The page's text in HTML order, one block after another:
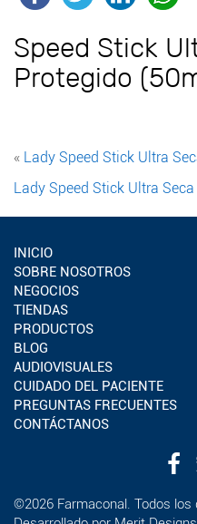
Speed Stick
Protegido
« Lady Speed Stick Ultra
Lady Speed Stick Ultra
INICIO
SOBRE NOSOTROS
NEGOCIOS
TIENDAS
PRODUCTOS
BLOG
AUDIOVISUALES
CUIDADO DEL PACIENTE
PREGUNTAS FRECUENTES
CONTÁCTANOS
¿Deseas
©2026 Farmaconal. Todos los